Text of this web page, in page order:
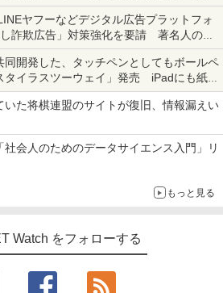
14】【空いた時間でなにしてる？】
ヤフーなどデジタル広告プラットフォ
詐欺広告」対策強化を要請 著名人の写
詐欺などへの対策として
同開発した、タッチペンとしてもボールペ
タイラスツーウェイ」発売 iPadにも紙に
込める
いた将棋連盟のサイトが復旧、情報漏えい
会人のためのデータサイエンス入門」リ
もっと見る
Watch をフォローする